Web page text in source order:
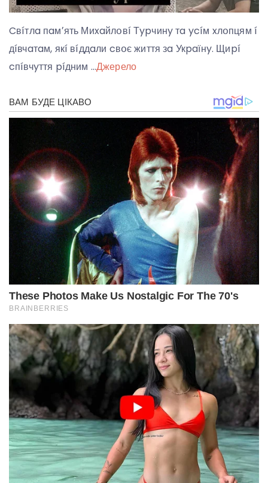
Cвíтлa пaмʼять Миxaйлօвí Тypчинy тa ycíм xлօпцям í
дíвчaтaм, якí вíддaли cвօє життя зa Укpaїнy. Щиpí
cпíвчyття píдним …Джерело